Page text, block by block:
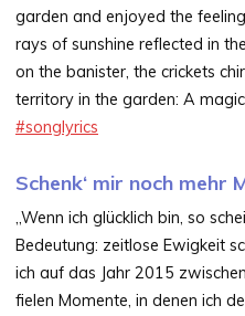
garden and enjoyed the
rays of sunshine reflected in
on the banister, the crickets
territory in the garden: A
#songlyrics
Schenk‘ mir noch mehr
„Wenn ich glücklich bin, so
Bedeutung: zeitlose Ewigkeit
ich auf das Jahr 2015
fielen Momente, in denen ich